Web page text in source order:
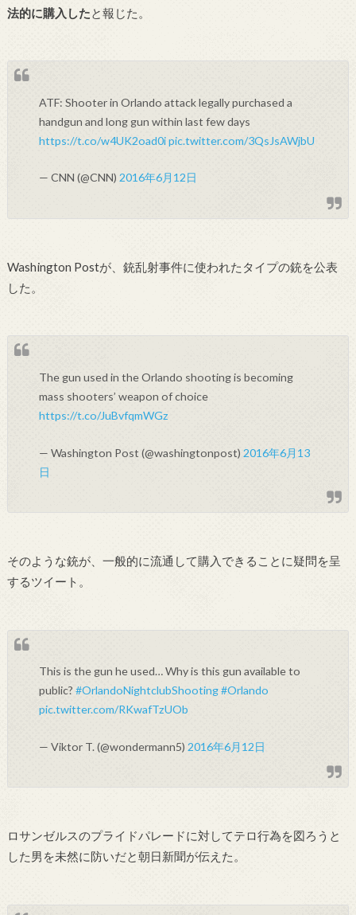
法的に購入したと報じた。
ATF: Shooter in Orlando attack legally purchased a
handgun and long gun within last few days
https://t.co/w4UK2oad0ipic.twitter.com/3QsJsAWjbU
— CNN (@CNN)2016年6月12日
Washington Postが、銃乱射事件に使われたタイプの銃を公表
した。
The gun used in the Orlando shooting is becoming
mass shooters’ weapon of choice
https://t.co/JuBvfqmWGz
— Washington Post (@washingtonpost)2016年6月13
日
そのような銃が、一般的に流通して購入できることに疑問を呈
するツイート。
This is the gun he used… Why is this gun available to
public?#OrlandoNightclubShooting#Orlando
pic.twitter.com/RKwafTzUOb
— Viktor T. (@wondermann5)2016年6月12日
ロサンゼルスのプライドパレードに対してテロ行為を図ろうと
した男を未然に防いだと朝日新聞が伝えた。